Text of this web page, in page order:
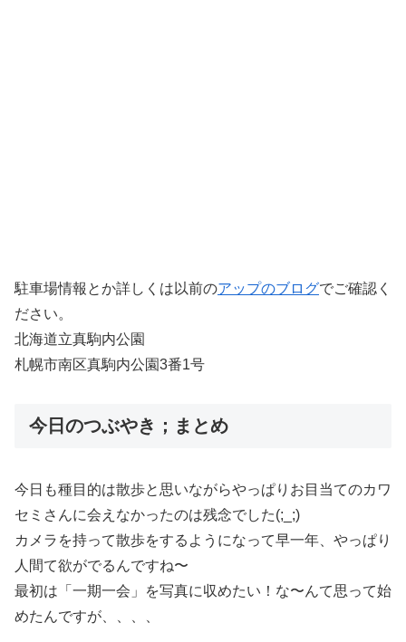
駐車場情報とか詳しくは以前のアップのブログでご確認く
ださい。
北海道立真駒内公園
札幌市南区真駒内公園3番1号
今日のつぶやき；まとめ
今日も種目的は散歩と思いながらやっぱりお目当てのカワ
セミさんに会えなかったのは残念でした(;_;)
カメラを持って散歩をするようになって早一年、やっぱり
人間て欲がでるんですね〜
最初は「一期一会」を写真に収めたい！な〜んて思って始
めたんですが、、、、